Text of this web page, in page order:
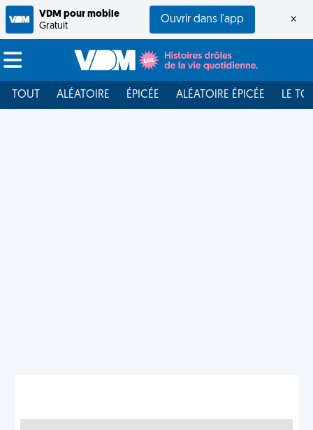
VDM pour mobile
Gratuit
Ouvrir dans l'app ×
TOUT ALÉATOIRE ÉPICÉE ALÉATOIRE ÉPICÉE LE